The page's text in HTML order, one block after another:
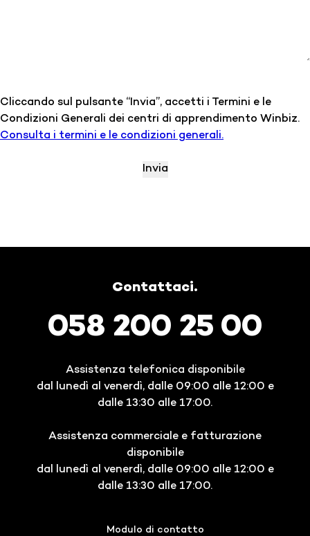
Cliccando sul pulsante “Invia”, accetti i Termini e le
Condizioni Generali dei centri di apprendimento Winbiz.
Consulta i termini e le condizioni generali.
Contattaci.
058 200 25 00
Assistenza telefonica disponibile
dal lunedì al venerdì, dalle 09:00 alle 12:00 e
dalle 13:30 alle 17:00.
Assistenza commerciale e fatturazione
disponibile
dal lunedì al venerdì, dalle 09:00 alle 12:00 e
dalle 13:30 alle 17:00.
Modulo di contatto